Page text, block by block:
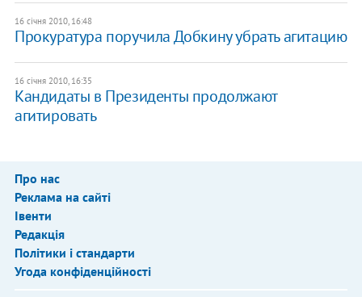
16 січня 2010, 16:48
Прокуратура поручила Добкину убрать агитацию
16 січня 2010, 16:35
Кандидаты в Президенты продолжают
агитировать
Про нас
Реклама на сайті
Івенти
Редакція
Політики і стандарти
Угода конфіденційності